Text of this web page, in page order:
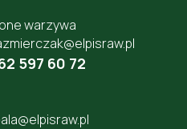
warzywa
597 60 72